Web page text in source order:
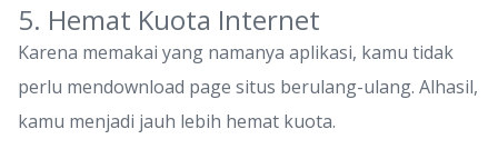
5. Hemat Kuota Internet
Karena memakai yang namanya aplikasi, kamu tidak
perlu mendownload page situs berulang-ulang. Alhasil,
kamu menjadi jauh lebih hemat kuota.